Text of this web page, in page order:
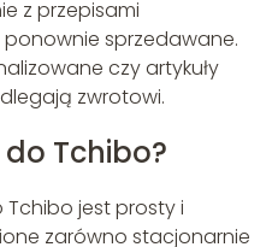
z przepisami
sprzedawane.
czy artykuły
zwrotowi.
Tchibo?
Tchibo jest prosty i
zarówno stacjonarnie